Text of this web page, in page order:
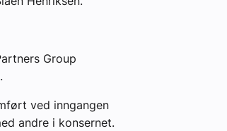
Group
ved inngangen
andre i konsernet.